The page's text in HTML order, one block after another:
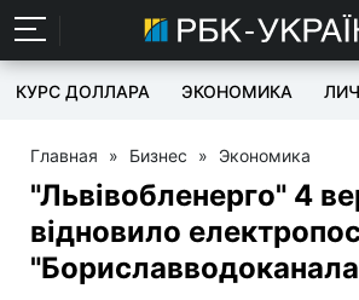
КУРС ДОЛЛАРА ЭКОНОМИКА
Главная » Бизнес » Экономика
"Львівобленерго" 4
відновило